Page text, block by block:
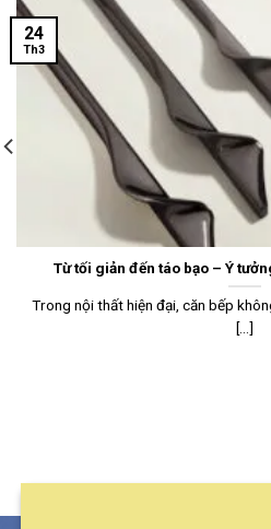
Từ tối giản đến táo bạo – Ý
Trong nội thất hiện đại, căn bếp
[...]
24
Th3